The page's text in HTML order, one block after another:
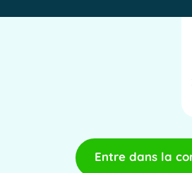
Entre dans la